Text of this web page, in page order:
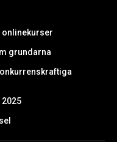
grundarna